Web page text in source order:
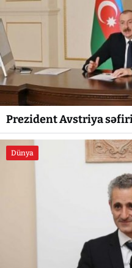
Prezident Avstriya
Dünya